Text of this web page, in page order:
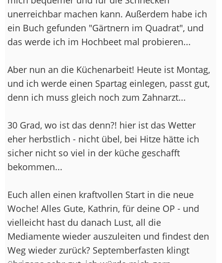
unerreichbar machen kann. Außerdem habe ich
ein Buch gefunden "Gärtnern im Quadrat", und
das werde ich im Hochbeet mal probieren...
Aber nun an die Küchenarbeit! Heute ist Montag,
und ich werde einen Spartag einlegen, passt gut,
denn ich muss gleich noch zum Zahnarzt...
30 Grad, wo ist das denn?! hier ist das Wetter
eher herbstlich - nicht übel, bei Hitze hätte ich
sicher nicht so viel in der küche geschafft
bekommen...
Euch allen einen kraftvollen Start in die neue
Woche! Alles Gute, Kathrin, für deine OP - und
vielleicht hast du danach Lust, all die
Mediamente wieder auszuleiten und findest den
Weg wieder zurück? Septemberfasten klingt